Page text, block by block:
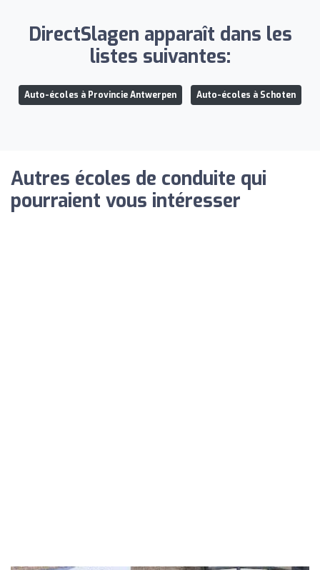
DirectSlagen apparaît dans les
listes suivantes:
Auto-écoles à Provincie Antwerpen Auto-écoles à Schoten
Autres écoles de conduite qui
pourraient vous intéresser